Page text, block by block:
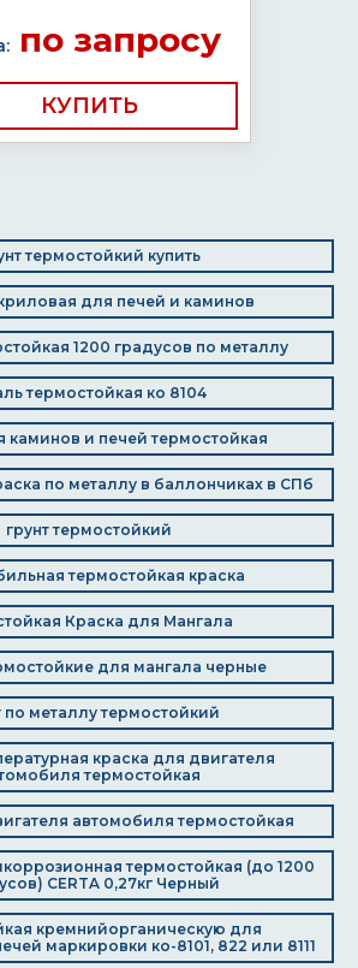
по запросу
КУПИТЬ
термостойкий купить
для печей и каминов
1200 градусов по металлу
термостойкая ко 8104
каминов и печей термостойкая
по металлу в баллончиках в СПб
грунт термостойкий
термостойкая краска
Краска для Мангала
для мангала черные
по металлу термостойкий
краска для двигателя
термостойкая
автомобиля термостойкая
термостойкая (до 1200
CERTA 0,27кг Черный
кремнийорганическую для
маркировки ко-8101, 822 или 8111